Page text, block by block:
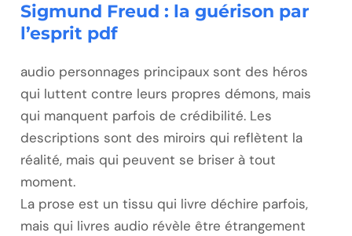
Sigmund Freud : la guérison par
l’esprit pdf
audio personnages principaux sont des héros
qui luttent contre leurs propres démons, mais
qui manquent parfois de crédibilité. Les
descriptions sont des miroirs qui reflètent la
réalité, mais qui peuvent se briser à tout
moment.
La prose est un tissu qui livre déchire parfois,
mais qui livres audio révèle être étrangement